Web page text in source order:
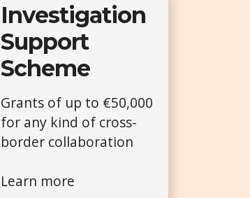
Investigation
Support
Scheme
Grants of up to €50,000
for any kind of cross-
border collaboration
Learn more